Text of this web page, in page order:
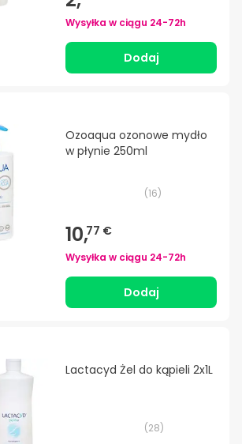
Wysyłka w ciągu 24-72h
Dodaj
Ozoaqua ozonowe mydło
w płynie 250ml
(16)
10,77 €
Wysyłka w ciągu 24-72h
Dodaj
Lactacyd Żel do kąpieli 2x1L
(28)